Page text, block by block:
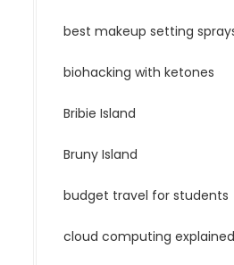
best makeup setting
biohacking with ketones
Bribie Island
Bruny Island
budget travel for students
cloud computing explained